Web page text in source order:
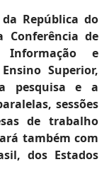
República do
Conferência de
Informação e
Superior,
pesquisa e a
sessões
de trabalho
também com
dos Estados